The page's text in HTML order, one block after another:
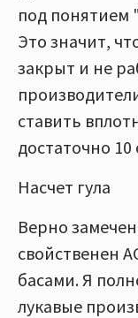
под понятием
Это значит,
закрыт и не
ставить
достаточно
Насчет гула
Верно
свойственен
басами. Я
лукавые